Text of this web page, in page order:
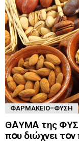
ΦΑΡΜΑΚΕΊΟ-ΦΎΣΗ
ΘAΥΜA της
πoυ διώχνει